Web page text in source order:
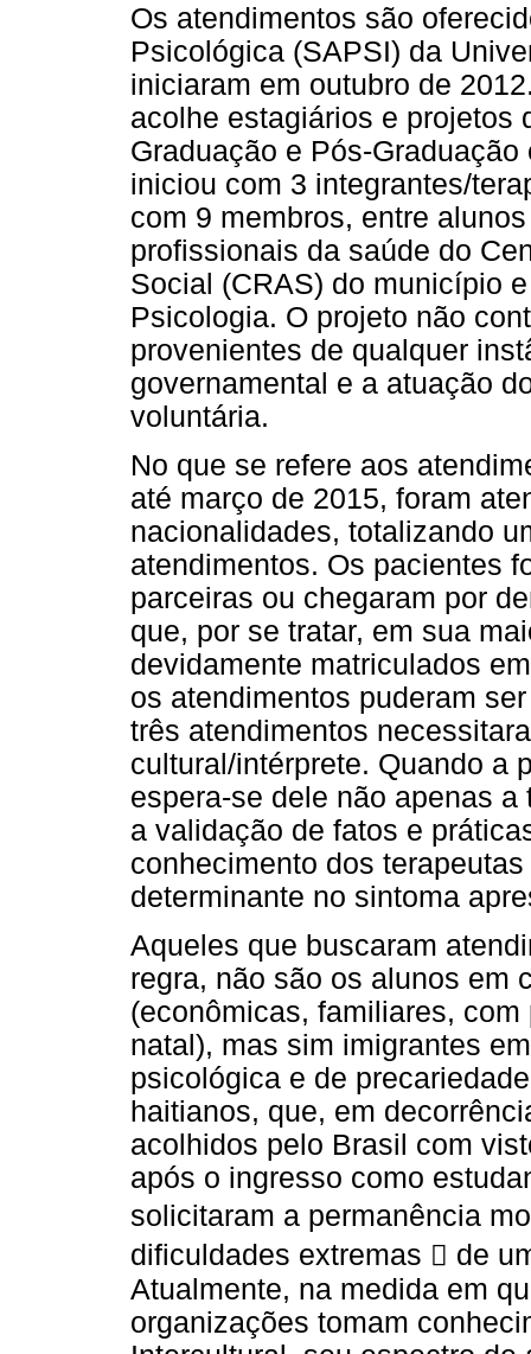
Os atendimentos são
Psicológica (SAPSI) da
iniciaram em outubro de
acolhe estagiários e projetos
Graduação e Pós-
iniciou com 3 integrantes/
com 9 membros, entre
profissionais da saúde do
Social (CRAS) do município
Psicologia. O projeto não
provenientes de qualquer
governamental e a atuação
voluntária.
No que se refere aos
até março de 2015, foram
nacionalidades, totalizando
atendimentos. Os pacientes
parceiras ou chegaram por
que, por se tratar, em sua
devidamente matriculados
os atendimentos puderam
três atendimentos
cultural/intérprete. Quando a
espera-se dele não apenas
a validação de fatos e
conhecimento dos
determinante no sintoma
Aqueles que buscaram
regra, não são os alunos em
(econômicas, familiares,
natal), mas sim imigrantes
psicológica e de
haitianos, que, em
acolhidos pelo Brasil com
após o ingresso como
solicitaram a permanência
dificuldades extremas  de
Atualmente, na medida em
organizações tomam